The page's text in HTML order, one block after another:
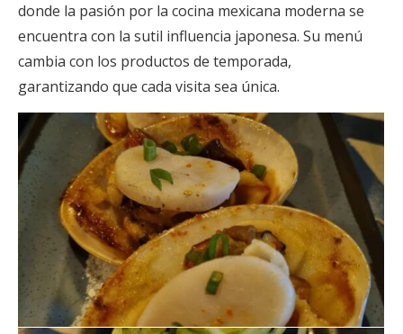
donde la pasión por la cocina mexicana moderna se
encuentra con la sutil influencia japonesa. Su menú
cambia con los productos de temporada,
garantizando que cada visita sea única.